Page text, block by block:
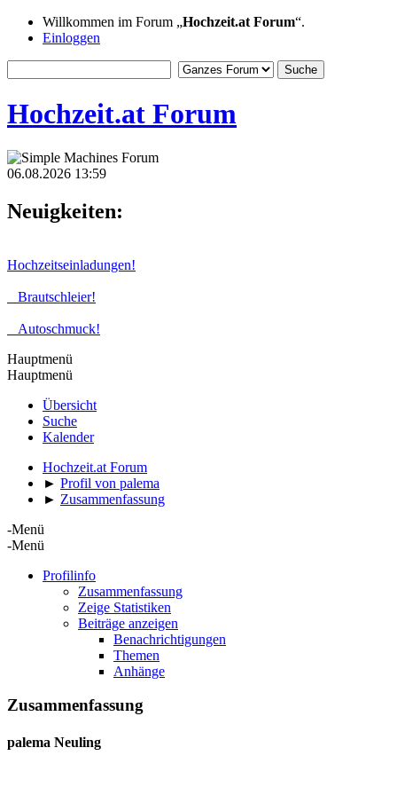
Willkommen im Forum „Hochzeit.at Forum“.
Einloggen
Hochzeit.at Forum
06.08.2026 13:59
Neuigkeiten:
Hochzeitseinladungen!
Brautschleier!
Autoschmuck!
Hauptmenü
Hauptmenü
Übersicht
Suche
Kalender
Hochzeit.at Forum
► Profil von palema
► Zusammenfassung
-Menü
-Menü
Profilinfo
Zusammenfassung
Zeige Statistiken
Beiträge anzeigen
Benachrichtigungen
Themen
Anhänge
Zusammenfassung
palema Neuling